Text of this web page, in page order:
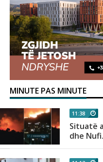
MINUTE PAS MINUTE
11:38
Situatë
dhe